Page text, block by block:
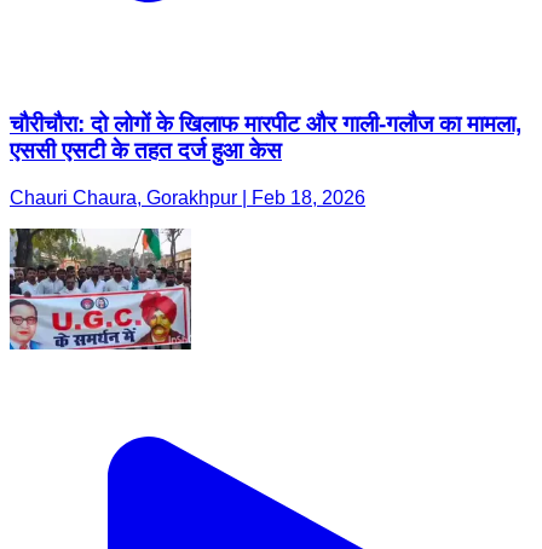
चौरीचौरा: दो लोगों के खिलाफ मारपीट और गाली-गलौज का मामला,
एससी एसटी के तहत दर्ज हुआ केस
Chauri Chaura, Gorakhpur | Feb 18, 2026